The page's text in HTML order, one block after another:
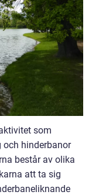
som
hinderbanor
består av olika
att ta sig